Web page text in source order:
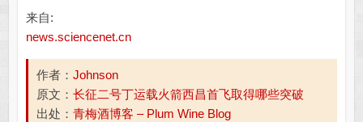
来自:
news.sciencenet.cn
作者： Johnson
原文： 长征二号丁运载火箭西昌首飞取得哪些突破
出处： 青梅酒博客 – Plum Wine Blog